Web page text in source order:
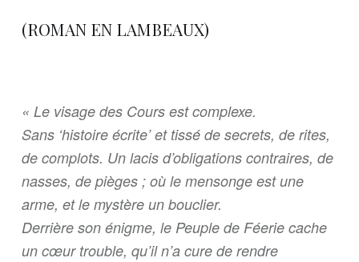
(ROMAN EN LAMBEAUX)
« Le visage des Cours est complexe.
Sans ‘histoire écrite’ et tissé de secrets, de rites,
de complots. Un lacis d’obligations contraires, de
nasses, de pièges ; où le mensonge est une
arme, et le mystère un bouclier.
Derrière son énigme, le Peuple de Féerie cache
un cœur trouble, qu’il n’a cure de rendre